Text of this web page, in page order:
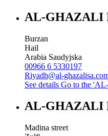
AL-GHAZALI
Burzan
Hail
Arabia Saudyjska
00966 6 5330197
Riyadh@al-
See details Go to the
AL-GHAZALI
Madina street